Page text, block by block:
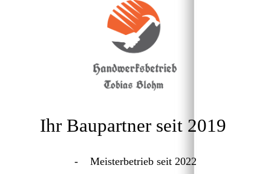
Ihr Baupartner seit 2019
- Meisterbetrieb seit 2022